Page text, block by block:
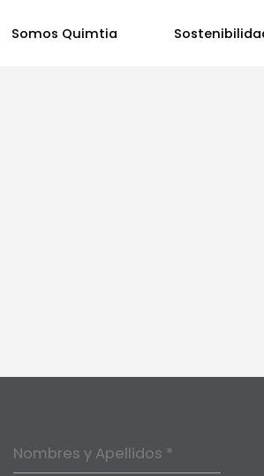
Somos Quimtia
Nombres y Apellidos *